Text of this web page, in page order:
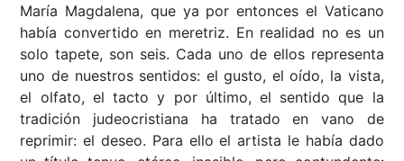
María Magdalena, que ya por entonces el Vaticano
había convertido en meretriz. En realidad no es un
solo tapete, son seis. Cada uno de ellos representa
uno de nuestros sentidos: el gusto, el oído, la vista,
el olfato, el tacto y por último, el sentido que la
tradición judeocristiana ha tratado en vano de
reprimir: el deseo. Para ello el artista le había dado